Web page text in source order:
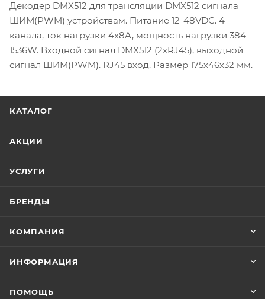
Декодер DMX512 для трансляции DMX512 сигнала
ШИМ(PWM) устройствам. Питание 12-48VDC. 4
канала, ток нагрузки 4x8A, мощность нагрузки 384-
1536W. Входной сигнал DMX512 (2xRJ45), выходной
сигнал ШИМ(PWM). RJ45 вход. Размер 175х46х32 мм.
КАТАЛОГ
АКЦИИ
УСЛУГИ
БРЕНДЫ
КОМПАНИЯ
ИНФОРМАЦИЯ
ПОМОЩЬ